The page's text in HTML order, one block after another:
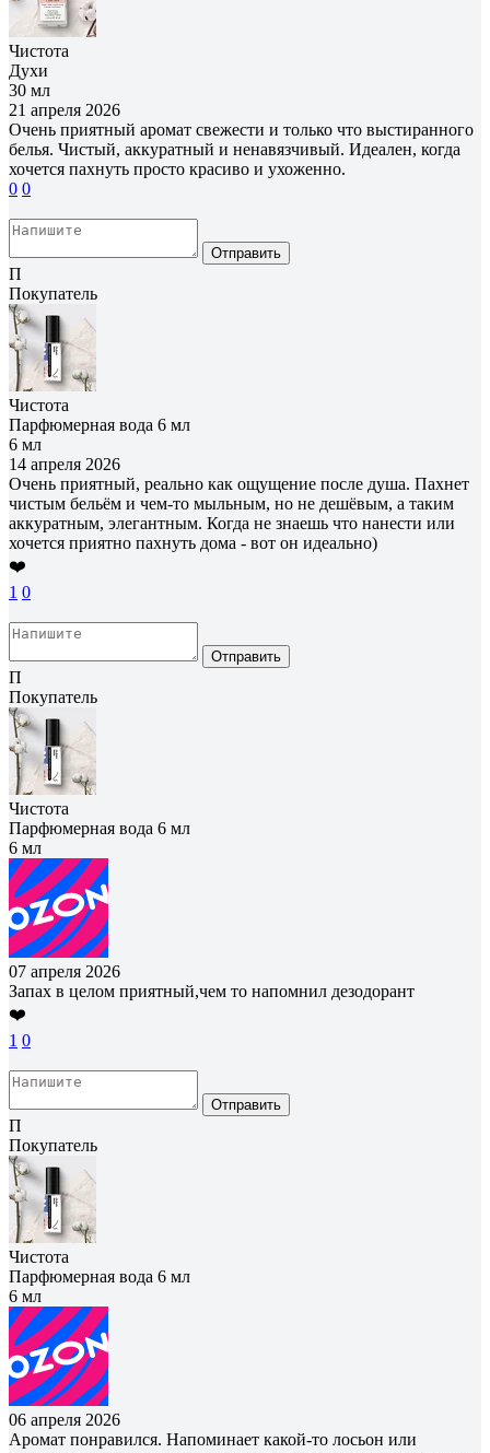
Чистота
Духи
30 мл
21 апреля 2026
Очень приятный аромат свежести и только что выстиранного
белья. Чистый, аккуратный и ненавязчивый. Идеален, когда
хочется пахнуть просто красиво и ухоженно.
0 0
Отправить
П
Покупатель
Чистота
Парфюмерная вода 6 мл
6 мл
14 апреля 2026
Очень приятный, реально как ощущение после душа. Пахнет
чистым бельём и чем-то мыльным, но не дешёвым, а таким
аккуратным, элегантным. Когда не знаешь что нанести или
хочется приятно пахнуть дома - вот он идеально)
❤️
1 0
Отправить
П
Покупатель
Чистота
Парфюмерная вода 6 мл
6 мл
07 апреля 2026
Запах в целом приятный,чем то напомнил дезодорант
❤️
1 0
Отправить
П
Покупатель
Чистота
Парфюмерная вода 6 мл
6 мл
06 апреля 2026
Аромат понравился. Напоминает какой-то лосьон или